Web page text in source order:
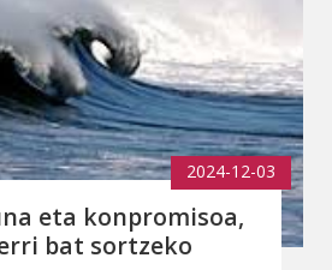
2024-12-03
eta konpromisoa,
bat sortzeko